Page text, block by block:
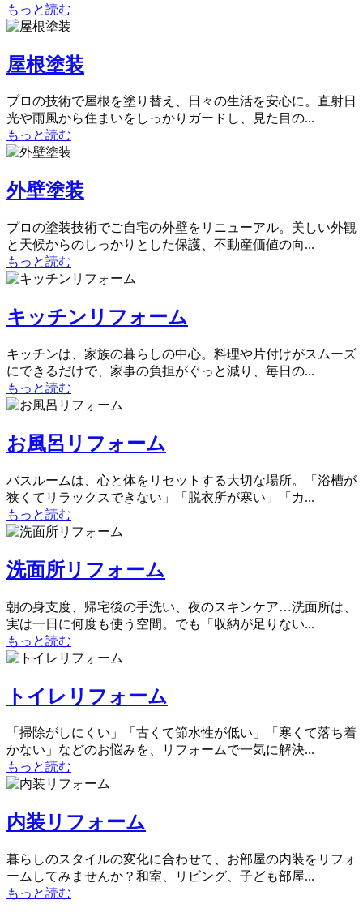
もっと読む
屋根塗装
プロの技術で屋根を塗り替え、日々の生活を安心に。直射日
光や雨風から住まいをしっかりガードし、見た目の...
もっと読む
外壁塗装
プロの塗装技術でご自宅の外壁をリニューアル。美しい外観
と天候からのしっかりとした保護、不動産価値の向...
もっと読む
キッチンリフォーム
キッチンは、家族の暮らしの中心。料理や片付けがスムーズ
にできるだけで、家事の負担がぐっと減り、毎日の...
もっと読む
お風呂リフォーム
バスルームは、心と体をリセットする大切な場所。「浴槽が
狭くてリラックスできない」「脱衣所が寒い」「カ...
もっと読む
洗面所リフォーム
朝の身支度、帰宅後の手洗い、夜のスキンケア…洗面所は、
実は一日に何度も使う空間。でも「収納が足りない...
もっと読む
トイレリフォーム
「掃除がしにくい」「古くて節水性が低い」「寒くて落ち着
かない」などのお悩みを、リフォームで一気に解決...
もっと読む
内装リフォーム
暮らしのスタイルの変化に合わせて、お部屋の内装をリフォ
ームしてみませんか？和室、リビング、子ども部屋...
もっと読む